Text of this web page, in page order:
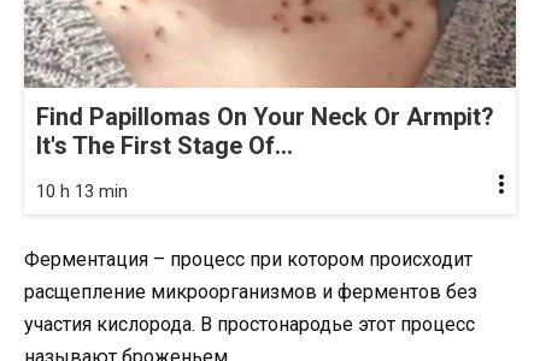
Find Papillomas On Your Neck Or Armpit?
It's The First Stage Of...
10 h 13 min
Ферментация – процесс при котором происходит
расщепление микроорганизмов и ферментов без
участия кислорода. В простонародье этот процесс
называют броженьем.